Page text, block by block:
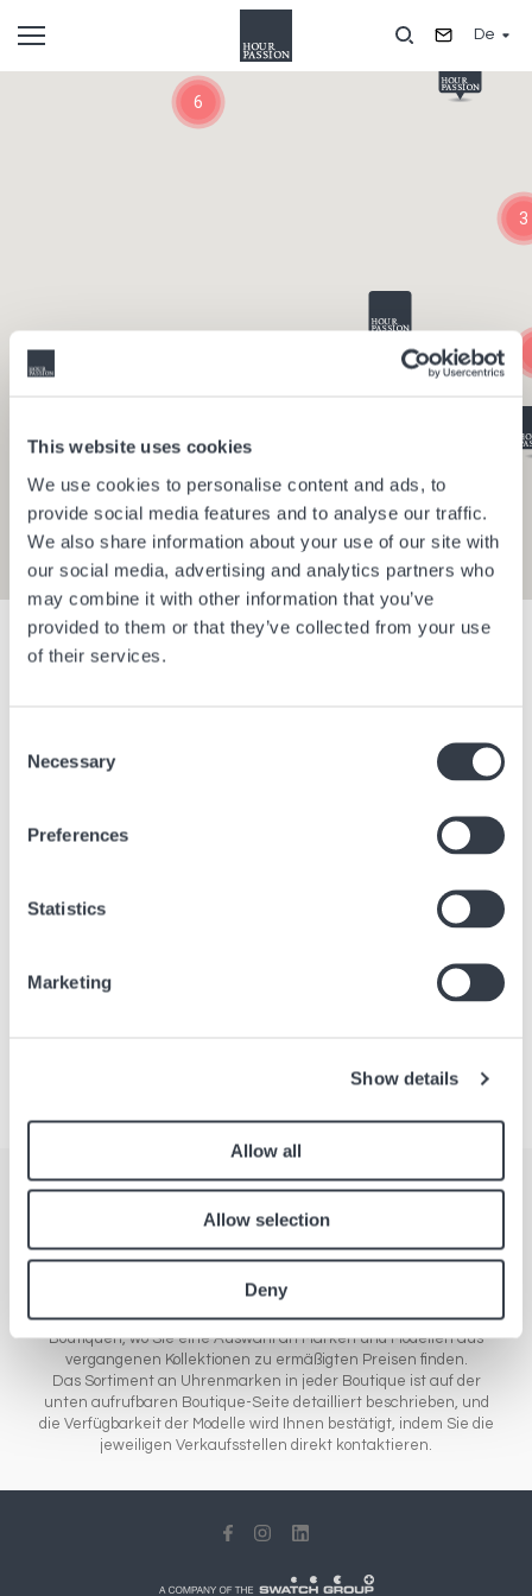
This website uses cookies
We use cookies to personalise content and ads, to
provide social media features and to analyse our traffic.
We also share information about your use of our site with
our social media, advertising and analytics partners who
may combine it with other information that you’ve
provided to them or that they’ve collected from your use
of their services.
Selection
Necessary
Preferences
Statistics
Marketing
Show details
Allow all
Allow selection
Deny
zum
De
Alle unsere Verkaufsstellen in Europa, Asien und Amerika. Unser
in denen die neuen Uhren- und Schmuckmodelle der Marken vom
Einstiegs- bis zum Luxussegment verkauft werden, oder Outlet-
Boutiquen, wo Sie eine Auswahl an Marken und Modellen aus
vergangenen Kollektionen zu ermäßigten Preisen finden.
Das Sortiment an Uhrenmarken in jeder Boutique ist auf der
unten aufrufbaren Boutique-Seite detailliert beschrieben, und
die Verfügbarkeit der Modelle wird Ihnen bestätigt, indem Sie die
jeweiligen Verkaufsstellen direkt kontaktieren.
Filter anzeigen
Bangkok Thailand
Berlin
Berlin
6
3